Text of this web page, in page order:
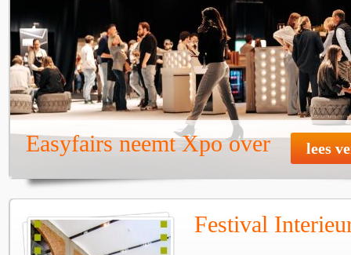
Easyfairs neemt Xpo over lees
Festival